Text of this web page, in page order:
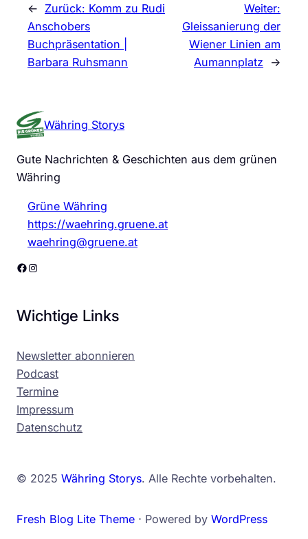
← Zurück: Komm zu Rudi
Anschobers
Buchpräsentation |
Barbara Ruhsmann
Weiter:
Gleissanierung der
Wiener Linien am
Aumannplatz
→
Währing Storys
Gute Nachrichten & Geschichten aus dem grünen
Währing
Grüne Währing
https://waehring.gruene.at
waehring@gruene.at
Facebook Instagram
Wichtige Links
Newsletter abonnieren
Podcast
Termine
Impressum
Datenschutz
© 2025 Währing Storys. Alle Rechte vorbehalten.
Fresh Blog Lite Theme ⋅ Powered by WordPress